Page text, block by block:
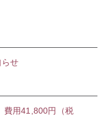
らせ
費用41,800円（税